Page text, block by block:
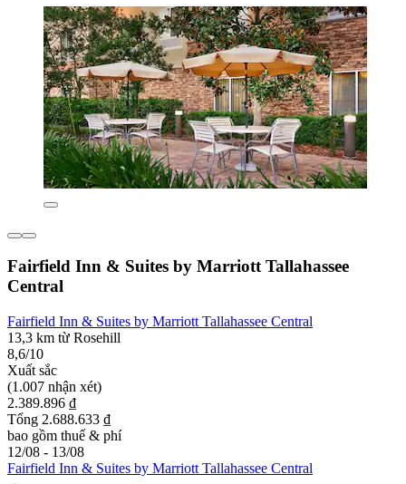
Fairfield Inn & Suites by Marriott Tallahassee
Central
Fairfield Inn & Suites by Marriott Tallahassee Central
13,3 km từ Rosehill
8,6/10
Xuất sắc
(1.007 nhận xét)
2.389.896 ₫
Tổng 2.688.633 ₫
bao gồm thuế & phí
12/08 - 13/08
Fairfield Inn & Suites by Marriott Tallahassee Central